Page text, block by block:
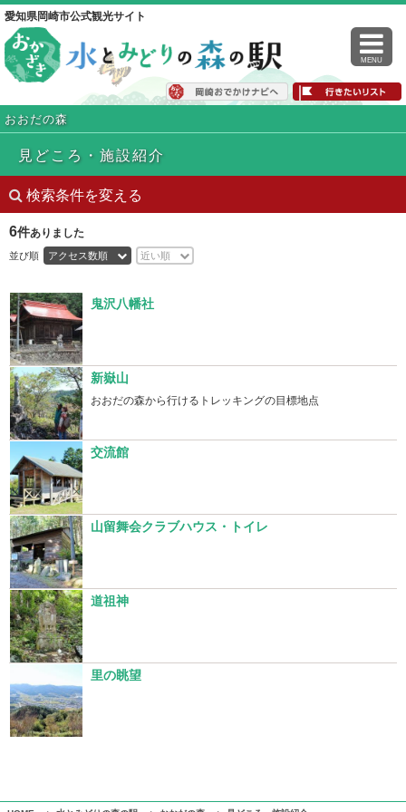
愛知県岡崎市公式観光サイト
MENU
おおだの森
見どころ・施設紹介
検索条件を変える
6件ありました
並び順 アクセス数順 近い順
鬼沢八幡社
新嶽山
おおだの森から行けるトレッキングの目標地点
交流館
山留舞会クラブハウス・トイレ
道祖神
里の眺望